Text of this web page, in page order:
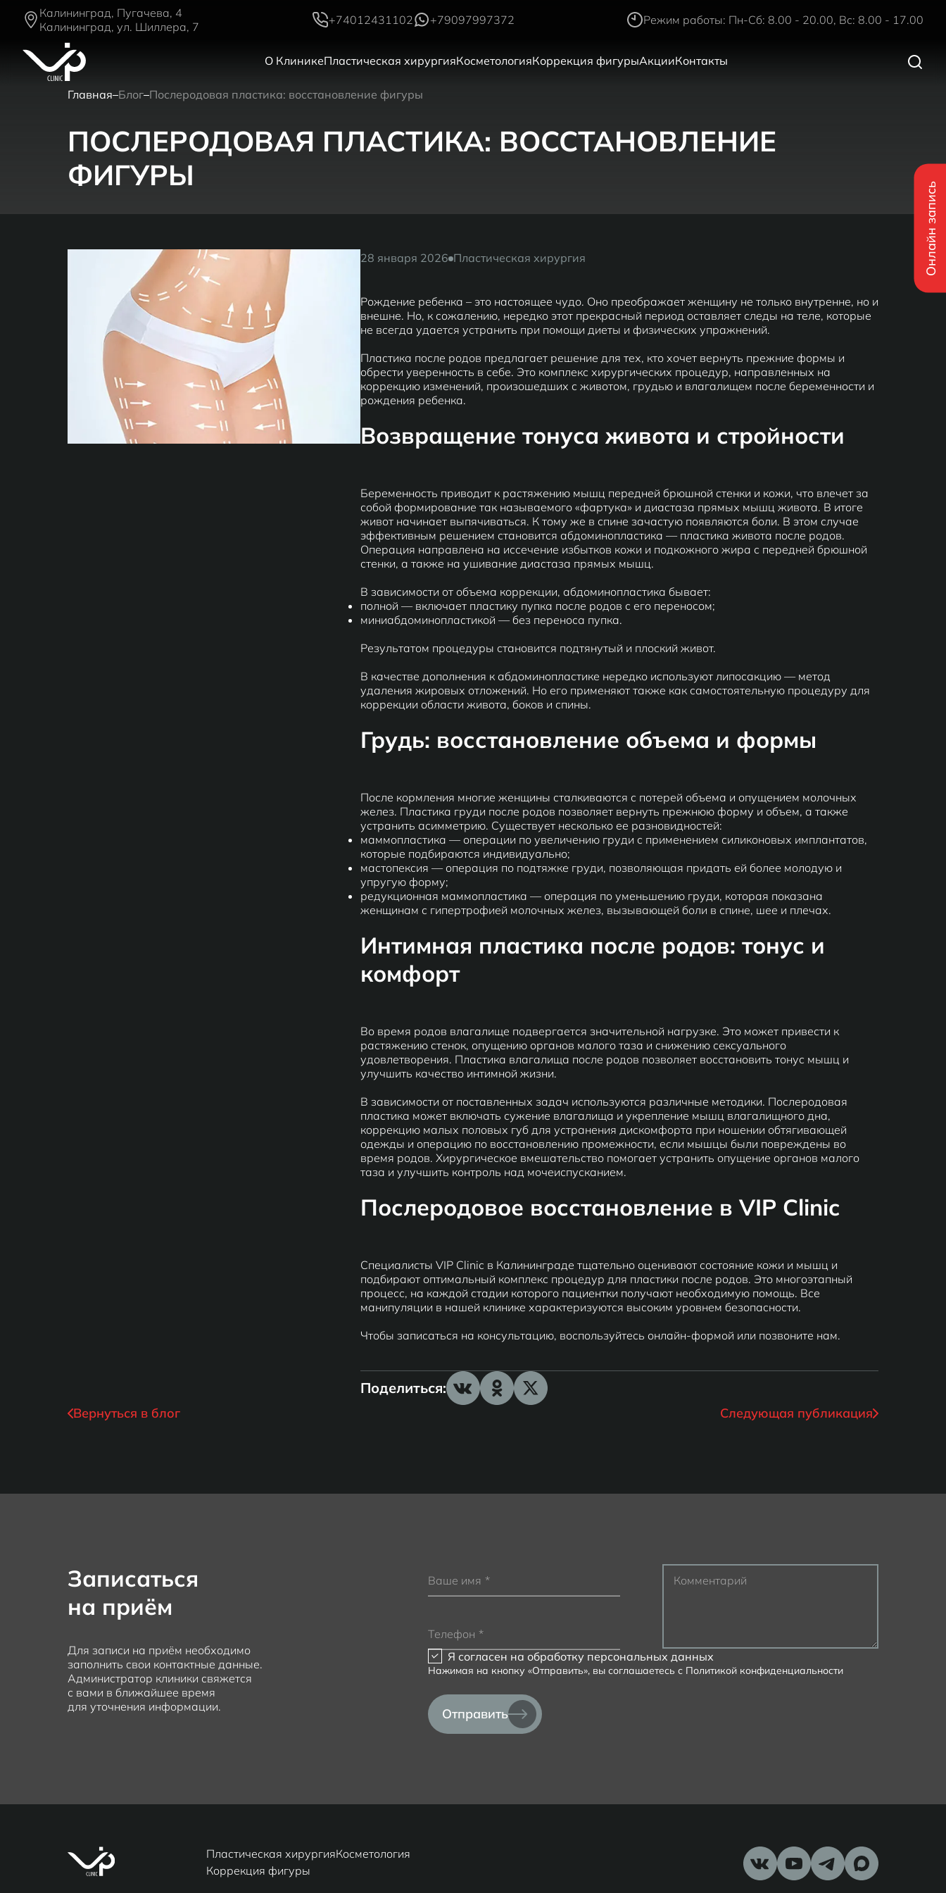
Калининград, Пугачева, 4
Калининград, ул. Шиллера, 7
+74012431102 +79097997372 Режим работы: Пн-Сб: 8.00 - 20.00, Вс: 8.00 - 17.00
О КлиникеПластическая хирургияКосметологияКоррекция фигурыАкцииКонтакты
Главная Блог Послеродовая пластика: восстановление фигуры
ПОСЛЕРОДОВАЯ ПЛАСТИКА: ВОССТАНОВЛЕНИЕ
ФИГУРЫ
Онлайн запись
28 января 2026 Пластическая хирургия
Рождение ребенка – это настоящее чудо. Оно преображает женщину не только внутренне, но и
внешне. Но, к сожалению, нередко этот прекрасный период оставляет следы на теле, которые
не всегда удается устранить при помощи диеты и физических упражнений.
Пластика после родов предлагает решение для тех, кто хочет вернуть прежние формы и
обрести уверенность в себе. Это комплекс хирургических процедур, направленных на
коррекцию изменений, произошедших с животом, грудью и влагалищем после беременности и
рождения ребенка.
Возвращение тонуса живота и стройности
Беременность приводит к растяжению мышц передней брюшной стенки и кожи, что влечет за
собой формирование так называемого «фартука» и диастаза прямых мышц живота. В итоге
живот начинает выпячиваться. К тому же в спине зачастую появляются боли. В этом случае
эффективным решением становится абдоминопластика — пластика живота после родов.
Операция направлена на иссечение избытков кожи и подкожного жира с передней брюшной
стенки, а также на ушивание диастаза прямых мышц.
В зависимости от объема коррекции, абдоминопластика бывает:
полной — включает пластику пупка после родов с его переносом;
миниабдоминопластикой — без переноса пупка.
Результатом процедуры становится подтянутый и плоский живот.
В качестве дополнения к абдоминопластике нередко используют липосакцию — метод
удаления жировых отложений. Но его применяют также как самостоятельную процедуру для
коррекции области живота, боков и спины.
Грудь: восстановление объема и формы
После кормления многие женщины сталкиваются с потерей объема и опущением молочных
желез. Пластика груди после родов позволяет вернуть прежнюю форму и объем, а также
устранить асимметрию. Существует несколько ее разновидностей:
маммопластика — операции по увеличению груди с применением силиконовых имплантатов,
которые подбираются индивидуально;
мастопексия — операция по подтяжке груди, позволяющая придать ей более молодую и
упругую форму;
редукционная маммопластика — операция по уменьшению груди, которая показана
женщинам с гипертрофией молочных желез, вызывающей боли в спине, шее и плечах.
Интимная пластика после родов: тонус и
комфорт
Во время родов влагалище подвергается значительной нагрузке. Это может привести к
растяжению стенок, опущению органов малого таза и снижению сексуального
удовлетворения. Пластика влагалища после родов позволяет восстановить тонус мышц и
улучшить качество интимной жизни.
В зависимости от поставленных задач используются различные методики. Послеродовая
пластика может включать сужение влагалища и укрепление мышц влагалищного дна,
коррекцию малых половых губ для устранения дискомфорта при ношении обтягивающей
одежды и операцию по восстановлению промежности, если мышцы были повреждены во
время родов. Хирургическое вмешательство помогает устранить опущение органов малого
таза и улучшить контроль над мочеиспусканием.
Послеродовое восстановление в VIP Clinic
Специалисты VIP Clinic в Калининграде тщательно оценивают состояние кожи и мышц и
подбирают оптимальный комплекс процедур для пластики после родов. Это многоэтапный
процесс, на каждой стадии которого пациентки получают необходимую помощь. Все
манипуляции в нашей клинике характеризуются высоким уровнем безопасности.
Чтобы записаться на консультацию, воспользуйтесь онлайн-формой или позвоните нам.
Поделиться:
Вернуться в блог Следующая публикация
Записаться
на приём
Для записи на приём необходимо
заполнить свои контактные данные.
Администратор клиники свяжется
с вами в ближайшее время
для уточнения информации.
Ваше имя *
Телефон *
Комментарий
Я согласен на обработку персональных данных
Нажимая на кнопку «Отправить», вы соглашаетесь с Политикой конфиденциальности
Отправить
Пластическая хирургияКосметология
Коррекция фигуры